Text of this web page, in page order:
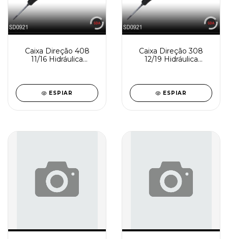
Caixa Direção 408
11/16 Hidráulica
ESPIAR
Caixa Direção 308
12/19 Hidráulica
ESPIAR